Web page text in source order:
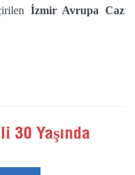
İzmir Avrupa Caz
30 Yaşında